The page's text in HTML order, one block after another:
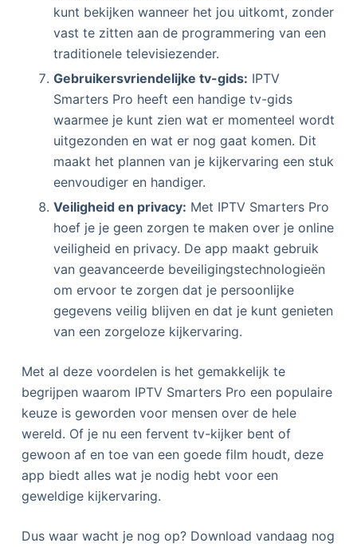
kunt bekijken wanneer het jou uitkomt, zonder
vast te zitten aan de programmering van een
traditionele televisiezender.
Gebruikersvriendelijke tv-gids: IPTV
Smarters Pro heeft een handige tv-gids
waarmee je kunt zien wat er momenteel wordt
uitgezonden en wat er nog gaat komen. Dit
maakt het plannen van je kijkervaring een stuk
eenvoudiger en handiger.
Veiligheid en privacy: Met IPTV Smarters Pro
hoef je je geen zorgen te maken over je online
veiligheid en privacy. De app maakt gebruik
van geavanceerde beveiligingstechnologieën
om ervoor te zorgen dat je persoonlijke
gegevens veilig blijven en dat je kunt genieten
van een zorgeloze kijkervaring.
Met al deze voordelen is het gemakkelijk te
begrijpen waarom IPTV Smarters Pro een populaire
keuze is geworden voor mensen over de hele
wereld. Of je nu een fervent tv-kijker bent of
gewoon af en toe van een goede film houdt, deze
app biedt alles wat je nodig hebt voor een
geweldige kijkervaring.
Dus waar wacht je nog op? Download vandaag nog